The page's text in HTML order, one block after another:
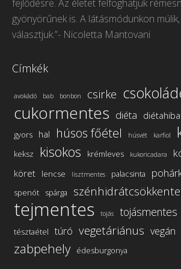
new
window
new
window
new
window
new
window
fejlődésre. Az életet felfoghatjuk
gyönyörűnek is. A látásmódunkon
választjuk.”- Nicoletta Mantovani
Címkék
avokádó bab bonbon csirke
cukormentes diéta diétahiba
gyors hal húsos főétel húsvét karfiol
keksz kisokos krémleves kukoricadara
köret lencse lisztmentes palacsinta
spenót spárga
tejmentes tojás tojásmentes
tésztaétel túró vegetáriánus vegán
zabpehely édesburgonya